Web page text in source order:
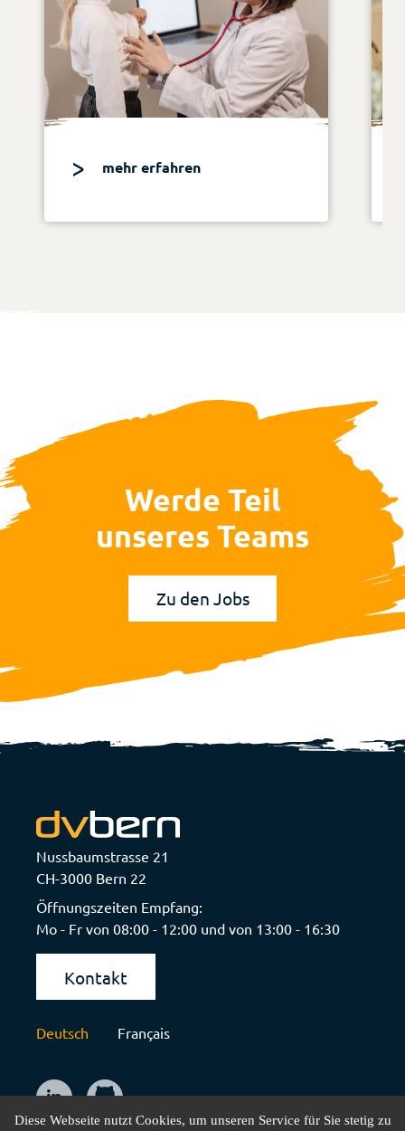
mehr erfahren
Werde Teil
unseres Teams
Zu den Jobs
Nussbaumstrasse 21
CH-3000 Bern 22
Öffnungszeiten Empfang:
Mo - Fr von 08:00 - 12:00 und von 13:00 - 16:30
Kontakt
Deutsch Français
Diese Webseite nutzt Cookies, um unseren Service für Sie stetig zu